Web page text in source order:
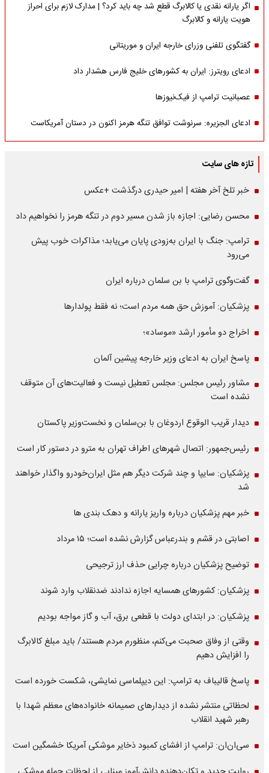
اگر یارانه نقدی یا کالابرگ قطع شد چه باید کرد؟ | مدارک لازم برای احراز
هویت یارانه و کالابرگ
گفتگوی تلفنی وزرای خارجه ایران و موریتانی
ادعای رویترز: ایران به کشورهای خلیج فارس هشدار داد
عصبانیت ترامپ از فیک‌نیوزها
ادعای الجزیره: سرنوشت توافق تنگه هرمز اکنون در دستان آمریکاست
تازه های سایت
خبر تلخ آخر هفته | امیر حیدری درگذشت +عکس
محسن رضایی: اجازه باز شدن مسیر دوم در تنگه هرمز را نخواهیم داد
ترامپ: جنگ با ایران به‌زودی پایان می‌یابد؛ مذاکرات خوب پیش
می‌رود
گفت‌وگوی ترامپ با بن سلمان درباره ایران
پزشکیان: آموزش حق همه مردم است؛ نه فقط پولدارها
اخراج دو مأمور ارشد «موساد»؛
پاسخ ایران به ادعای وزیر خارجه پیشین آلمان
مشاور رئیس مجلس: مجلس تعطیل نیست و فعالیت‌های آن متوقف
نشده است
دیدار قریب الوقوع اردوغان با بن‌سلمان و نخست‌وزیر پاکستان
رئیس‌جمهور: اتصال شهرهای اطراف تهران به مترو در دستور کار است
پزشکیان: سایپا و چند شرکت دیگر هم مثل ایران‌خودرو واگذار خواهند
شد
خبر مهم پزشکیان درباره واریز یارانه و دهک بندی ها
اصابتی در قشم و بندرعباس گزارش نشده است؛ ۱۵ مرداد
توضیح پزشکیان درباره چرایی حذف ارز ترجیحی
پزشکیان: کشورهای همسایه اجازه ندادند ضدنقلاب وارد شوند
پزشکیان: در ابتدای دولت با قطعی برق، آب و گاز مواجه بودیم
وقتی از وفاق صحبت می‌کنم، منظورم مردم هستند/ باید مبلغ کالابرگ
را افزایش دهیم
پاسخ قالیباف به ترامپ: این دیپلماسی نمایشی، شکست خورده است
لحظاتی منتشر نشده از دیدارهای صمیمانه خانواده‌های معظم شهدا با
رهبر شهید انقلاب
سی‌ان‌ان: ترامپ از افشای کمبود ذخایر موشکی آمریکا خشمگین است